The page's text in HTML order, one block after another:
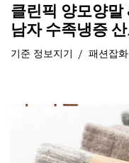
클린픽 양모양
남자 수족냉증
기준 정보지기 패션잡화